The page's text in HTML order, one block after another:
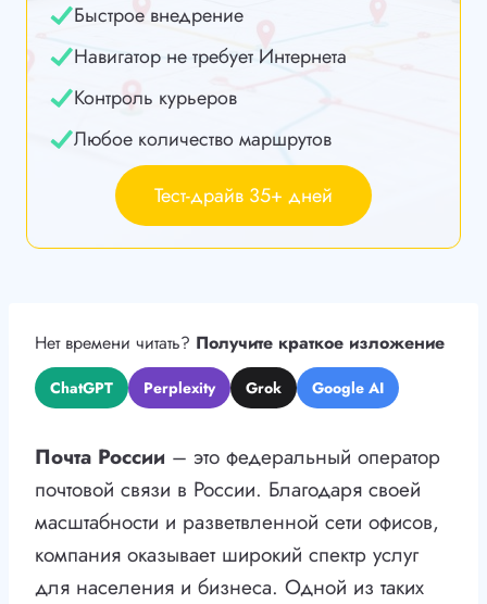
Быстрое внедрение
Навигатор не требует Интернета
Контроль курьеров
Любое количество маршрутов
Тест-драйв 35+ дней
Нет времени читать? Получите краткое изложение
ChatGPT Perplexity Grok Google AI
Почта России – это федеральный оператор
почтовой связи в России. Благодаря своей
масштабности и разветвленной сети офисов,
компания оказывает широкий спектр услуг
для населения и бизнеса. Одной из таких